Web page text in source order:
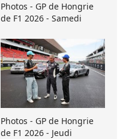
Photos - GP de Hongrie
de F1 2026 - Samedi
Photos - GP de Hongrie
de F1 2026 - Jeudi